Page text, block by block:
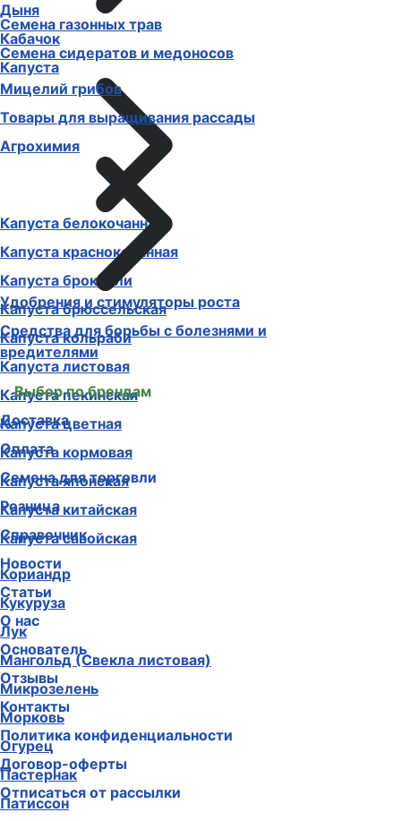
Дыня
Кабачок
Капуста
Капуста белокочанная
Капуста краснокочанная
Капуста брокколи
Капуста брюссельская
Капуста кольраби
Капуста листовая
Капуста пекинская
Капуста цветная
Капуста кормовая
Капуста японская
Капуста китайская
Капуста савойская
Кориандр
Кукуруза
Лук
Мангольд (Свекла листовая)
Микрозелень
Морковь
Огурец
Пастернак
Патиссон
Семена газонных трав
Семена сидератов и медоносов
Мицелий грибов
Товары для выращивания рассады
Агрохимия
Удобрения и стимуляторы роста
Средства для борьбы с болезнями и
вредителями
Выбор по брендам
Доставка
Оплата
Семена для торговли
Розница
Справочник
Новости
Статьи
О нас
Основатель
Отзывы
Контакты
Политика конфиденциальности
Договор-оферты
Отписаться от рассылки